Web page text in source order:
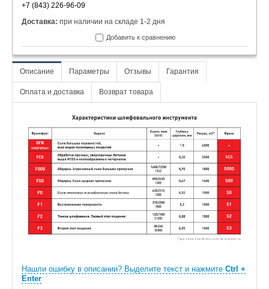
+7 (843) 226-96-09
Доставка: при наличии на складе 1-2 дня
Добавить к сравнению
Описание Параметры Отзывы Гарантия
Оплата и доставка Возврат товара
Нашли ошибку в описании? Выделите текст и нажмите Ctrl +
Enter